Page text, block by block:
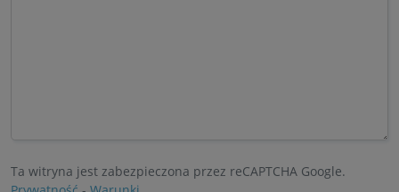
Ta witryna jest zabezpieczona przez reCAPTCHA Google.